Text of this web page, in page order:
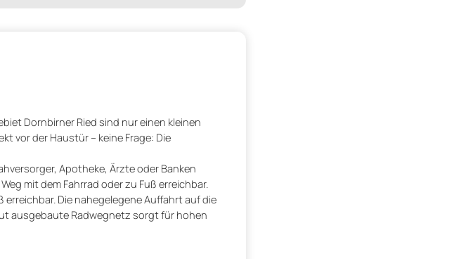
Dornbirner Ried sind nur einen kleinen
vor der Haustür – keine Frage: Die
Apotheke, Ärzte oder Banken
mit dem Fahrrad oder zu Fuß erreichbar.
Die nahegelegene Auffahrt auf die
ausgebaute Radwegnetz sorgt für hohen